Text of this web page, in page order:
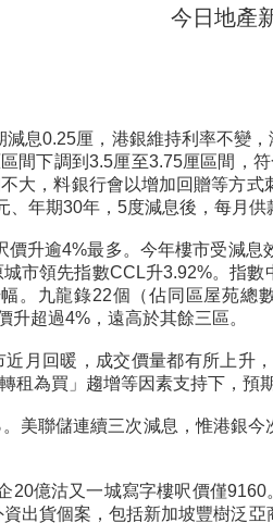
今日地產
減息0.25厘，港銀維持利率不變
間下調到3.5厘至3.75厘區間，
大，料銀行會以增加回贈等方
年期30年，5度減息後，每月供
價升逾4%最多。今年樓市受減
市領先指數CCL升3.92%。指
。九龍錄22個（佔同區屋苑
超過4%，遠高於其餘三區。
近月回暖，成交價量都有所上
租為買」趨增等因素支持下，預
美聯儲連續三次減息，惟港銀
20億沽又一城寫字樓呎價僅
出貨個案，包括新加坡豐樹泛